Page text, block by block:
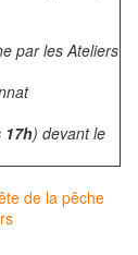
par les Ateliers
17h) devant le
de la pêche